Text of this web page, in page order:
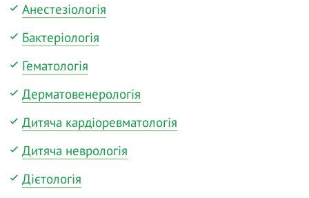
Анестезіологія
Бактеріологія
Гематологія
Дерматовенерологія
Дитяча кардіоревматологія
Дитяча неврологія
Дієтологія